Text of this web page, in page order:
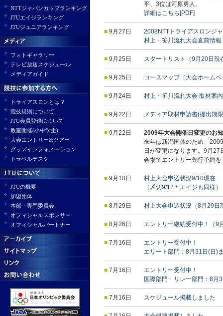
NTTジャパンカップランキング
JTUエイジランキング
JTUジュニアランキング
フォトギャラリー
テレビ放送スケジュール
メディアガイド
トライアスロンとは？
競技規則について
JTU会員登録について
教室開催(小中学生)
大会エントリー&ツアー
グッズインフォメーション
トラベルデスク
JTUの概要
加盟団体
本部・専門委員会
オフィシャルスポンサー
オフィシャルパートナー
平、3位は河原勇人。
詳細はこちら[PDF]
■ 9月27日
2008NTTトライアスロンジ
村上・笹川流れ大会直前情報
■ 9月25日 スタートリスト（9月20日現
■ 9月25日 コースマップ（大会ホーム
■ 9月24日 村上・笹川流れ大会 取材案
■ 9月22日 メディア取材申請書(提出期
■ 9月22日
2009年大会開催日変更のお
来年は新潟国体のため、
日が変更になります。9月27
会場でエントリー先行予約
■ 9月10日
村上大会申込状況9/10現在
（〆切9/12＊エイジも同様）
■ 8月29日 村上大会申込状況（8月29日
■ 8月26日 エントリー継続受付中！（9
■ 7月16日
エントリー受付中！
エリート部門：8月31日(日)
■ 7月16日
エントリー受付中！
国際部門・リレー部門：8月
■ 7月16日 スケジュール掲載しました